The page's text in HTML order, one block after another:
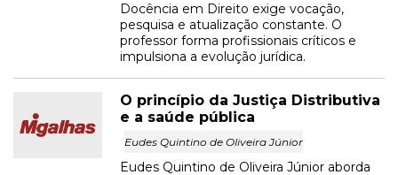
Docência em Direito exige vocação,
pesquisa e atualização constante. O
professor forma profissionais críticos e
impulsiona a evolução jurídica.
O princípio da Justiça Distributiva
e a saúde pública
Eudes Quintino de Oliveira Júnior
Eudes Quintino de Oliveira Júnior aborda